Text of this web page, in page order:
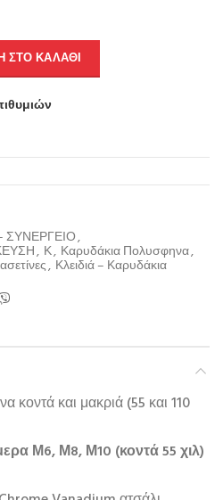
ΣΤΟ ΚΑΛΆΘΙ
ΣΥΝΕΡΓΕΙΟ,
, Κ, Καρυδάκια Πολυσφηνα,
, Κλειδιά – Καρυδάκια
κοντά και μακριά (55 και 110
Μ6, Μ8, Μ10 (κοντά 55 χιλ)